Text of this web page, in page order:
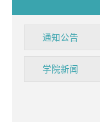
通知公告
学院新闻